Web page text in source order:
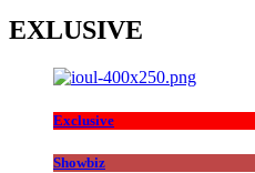
EXLUSIVE
Exclusive
Showbiz